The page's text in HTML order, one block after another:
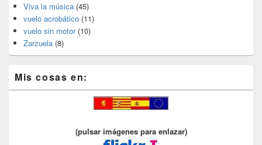
Viva la música (45)
vuelo acrobático (11)
vuelo sin motor(10)
Zarzuela (8)
Mis cosas en:
(pulsar imágenes para enlazar)